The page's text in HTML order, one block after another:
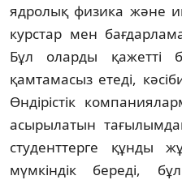
ядролық физика және
курстар мен
Бұл оларды қажет­ті
қамтамасыз етеді,
Өндірістік
асы­ры­латын
сту­денттерге құнды
мүмкіндік береді,